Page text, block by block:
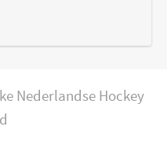
Nederlandse Hockey